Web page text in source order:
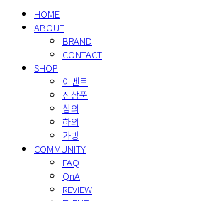
HOME
ABOUT
BRAND
CONTACT
SHOP
이벤트
신상품
상의
하의
가방
COMMUNITY
FAQ
QnA
REVIEW